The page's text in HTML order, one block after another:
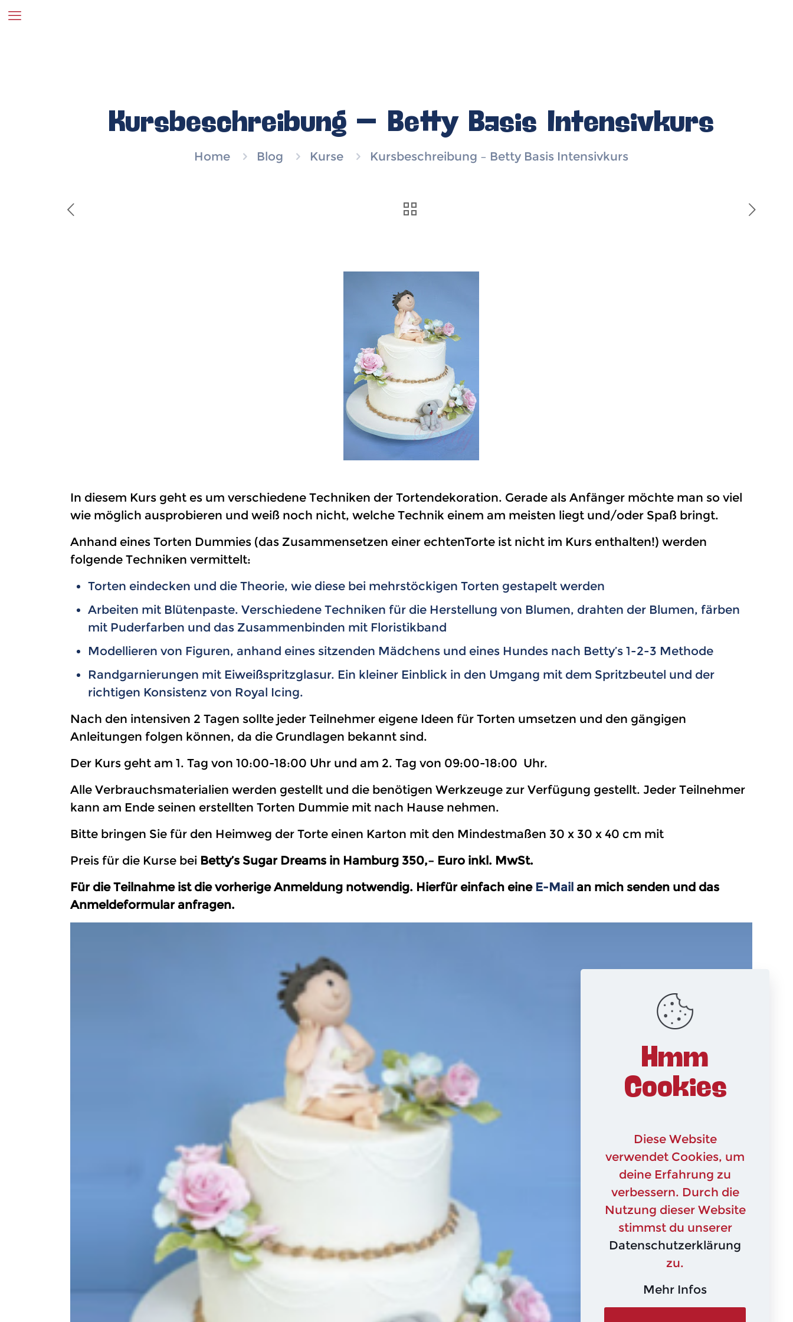
Kursbeschreibung – Betty Basis Intensivkurs
Home Blog Kurse Kursbeschreibung – Betty Basis Intensivkurs
In diesem Kurs geht es um verschiedene Techniken der Tortendekoration. Gerade als Anfänger möchte man so viel
wie möglich ausprobieren und weiß noch nicht, welche Technik einem am meisten liegt und/oder Spaß bringt.
Anhand eines Torten Dummies (das Zusammensetzen einer echtenTorte ist nicht im Kurs enthalten!) werden
folgende Techniken vermittelt:
Torten eindecken und die Theorie, wie diese bei mehrstöckigen Torten gestapelt werden
Arbeiten mit Blütenpaste. Verschiedene Techniken für die Herstellung von Blumen, drahten der Blumen, färben
mit Puderfarben und das Zusammenbinden mit Floristikband
Modellieren von Figuren, anhand eines sitzenden Mädchens und eines Hundes nach Betty’s 1-2-3 Methode
Randgarnierungen mit Eiweißspritzglasur. Ein kleiner Einblick in den Umgang mit dem Spritzbeutel und der
richtigen Konsistenz von Royal Icing.
Nach den intensiven 2 Tagen sollte jeder Teilnehmer eigene Ideen für Torten umsetzen und den gängigen
Anleitungen folgen können, da die Grundlagen bekannt sind.
Der Kurs geht am 1. Tag von 10:00-18:00 Uhr und am 2. Tag von 09:00-18:00 Uhr.
Alle Verbrauchsmaterialien werden gestellt und die benötigen Werkzeuge zur Verfügung gestellt. Jeder Teilnehmer
kann am Ende seinen erstellten Torten Dummie mit nach Hause nehmen.
Bitte bringen Sie für den Heimweg der Torte einen Karton mit den Mindestmaßen 30 x 30 x 40 cm mit
Preis für die Kurse bei Betty’s Sugar Dreams in Hamburg 350,– Euro inkl. MwSt.
Für die Teilnahme ist die vorherige Anmeldung notwendig. Hierfür einfach eine E-Mailan mich senden und das
Anmeldeformular anfragen.
Hmm
Cookies
Diese Website
verwendet Cookies, um
deine Erfahrung zu
verbessern. Durch die
Nutzung dieser Website
stimmst du unserer
Datenschutzerklärung
zu.
Mehr Infos